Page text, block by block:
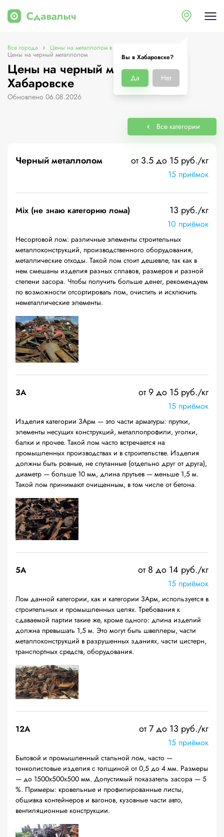
Вы в Хабаровске?
Да Нет
Все города Цены на металлолом в Хабаровске
Цены на черный металлолом
Цены на черный металлолом в
Хабаровске
Обновлено 06.08.2026
Все категории
Черный металлолом от 3.5 до 15 руб./кг
15 приёмок
Mix (не знаю категорию лома) 13 руб./кг
10 приёмок
Несортовой лом: различные элементы строительных
металлоконструкций, производственного оборудования,
металлические отходы. Такой лом стоит дешевле, так как в
нем смешаны изделия разных сплавов, размеров и разной
степени засора. Чтобы получить больше денег, рекомендуем
по возможности отсортировать лом, очистить и исключить
неметаллические элементы.
3А от 9 до 15 руб./кг
15 приёмок
Изделия категории 3Арм — это части арматуры: прутки,
элементы несущих конструкций, металлопрофили, уголки,
балки и прочее. Такой лом часто встречается на
промышленных производствах и в строительстве. Изделия
должны быть ровные, не спутанные (отдельно друг от друга),
диаметр — больше 10 мм, длина прутьев — меньше 1,5 м.
Такой лом принимают очищенным, в том числе от бетона.
5А от 8 до 14 руб./кг
15 приёмок
Лом данной категории, как и категории 3Арм, используется в
строительных и промышленных целях. Требования к
сдаваемой партии такие же, кроме одного: длина изделий
должна превышать 1,5 м. Это могут быть швеллеры, части
металлоконструкций в разрушенных зданиях, части цистерн,
транспортных средств, оборудования.
12A от 7 до 13 руб./кг
15 приёмок
Бытовой и промышленный стальной лом, часто —
тонколистовые изделия с толщиной от 0,5 до 4 мм. Размеры
— до 1500х500х500 мм. Допустимый показатель засора — 5
%. Примеры: кровельные и профилированные листы,
обшивка контейнеров и вагонов, кузовные части авто,
вентиляционные конструкции.